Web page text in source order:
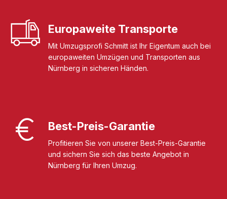
Europaweite Transporte
Mit Umzugsprofi Schmitt ist Ihr Eigentum auch bei
europaweiten Umzügen und Transporten aus
Nürnberg in sicheren Händen.
Best-Preis-Garantie
Profitieren Sie von unserer Best-Preis-Garantie
und sichern Sie sich das beste Angebot in
Nürnberg für Ihren Umzug.